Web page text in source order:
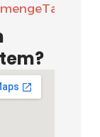
Tancat